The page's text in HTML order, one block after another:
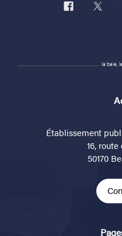
la baie,
Établissement
16,
50170